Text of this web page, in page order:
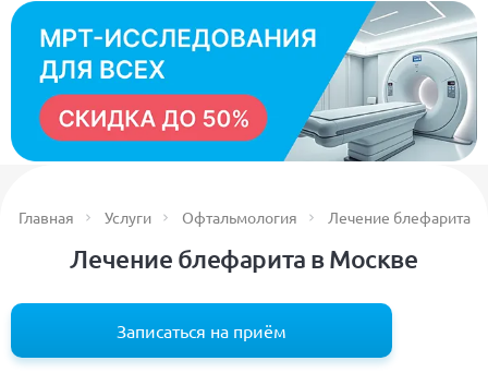
Главная Услуги Офтальмология Лечение блефарита
Лечение блефарита в Москве
Записаться на приём